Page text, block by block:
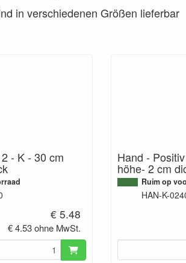
in verschiedenen Größen lieferbar
- K - 30 cm
€ 5.48
€ 4.53 ohne MwSt.
Hand -
höhe- 2 cm
Ruim op
HAN-K-